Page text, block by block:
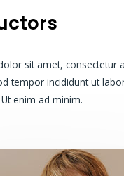
sit amet, consectetur
tempor incididunt ut
enim ad minim.